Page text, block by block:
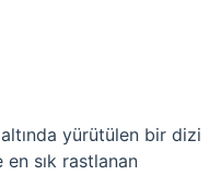
yürütülen bir dizi
en sık rastlanan